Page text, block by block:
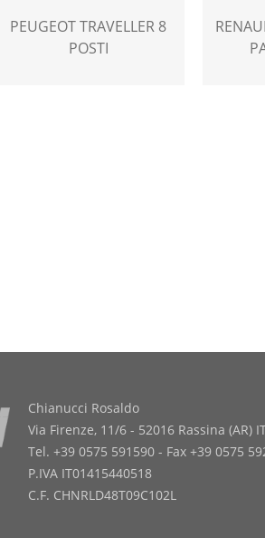
PEUGEOT TRAVELLER 8
POSTI
Chianucci Rosaldo
Via Firenze, 11/6 - 52016 Rassina (AR)
Tel. +39 0575 591590 - Fax +39 0575
P.IVA IT01415440518
C.F. CHNRLD48T09C102L